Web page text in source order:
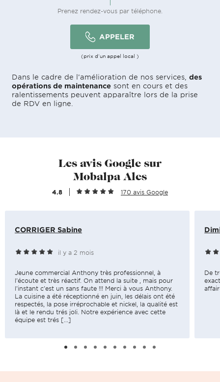
Prenez rendez-vous par téléphone.
APPELER
(prix d'un appel local )
Dans le cadre de l’amélioration de nos services, des
opérations de maintenancesont en cours et des
ralentissements peuvent apparaître lors de la prise
de RDV en ligne.
Les avis Google sur
Mobalpa Ales
4.8 170 avis Google
CORRIGER Sabine
il y a 2 mois
Jeune commercial Anthony très professionnel, à
l'écoute et très réactif. On attend la suite , mais pour
l'instant c'est un sans faute !!! Merci à vous Anthony.
La cuisine a été réceptionné en juin, les délais ont été
respectés, la pose irréprochable et nickel, la qualité est
là et le rendu trés joli. Notre expérience avec cette
équipe est trés [...]
De